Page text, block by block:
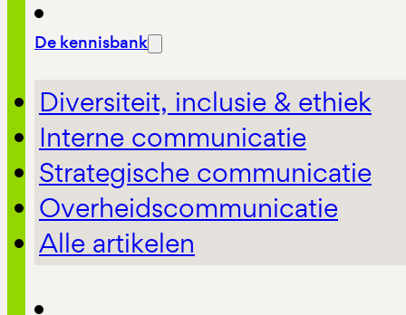
De kennisbank
Diversiteit, inclusie & ethiek
Interne communicatie
Strategische communicatie
Overheidscommunicatie
Alle artikelen